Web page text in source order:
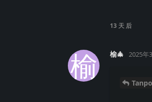
13 天 后
榆 榆🎄 2025年